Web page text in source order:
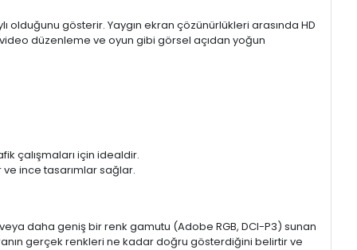
olduğunu gösterir. Yaygın ekran çözünürlükleri arasında HD
video düzenleme ve oyun gibi görsel açıdan yoğun
çalışmaları için idealdir.
ince tasarımlar sağlar.
daha geniş bir renk gamutu (Adobe RGB, DCI-P3) sunan
gerçek renkleri ne kadar doğru gösterdiğini belirtir ve